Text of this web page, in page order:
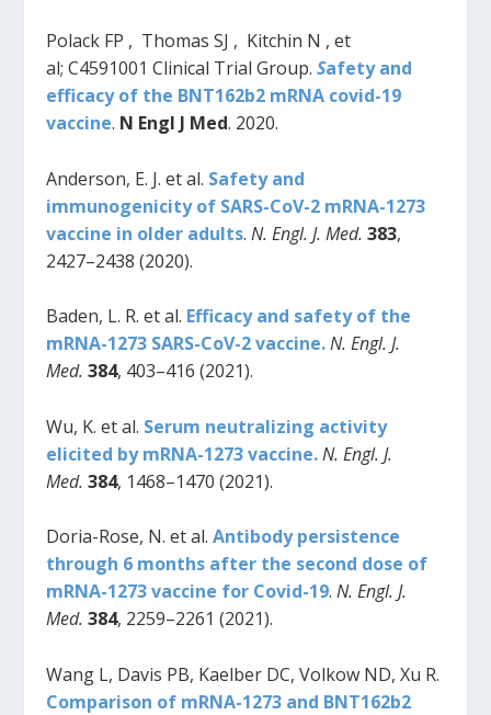
Polack FP , Thomas SJ , Kitchin N , et
al; C4591001 Clinical Trial Group.Safety and
efficacy of the BNT162b2 mRNA covid-19
vaccine. N Engl J Med. 2020.
Anderson, E. J. et al. Safety and
immunogenicity of SARS-CoV-2 mRNA-1273
vaccine in older adults.N. Engl. J. Med. 383,
2427–2438 (2020).
Baden, L. R. et al. Efficacy and safety of the
mRNA-1273 SARS-CoV-2 vaccine. N. Engl. J.
Med. 384, 403–416 (2021).
Wu, K. et al. Serum neutralizing activity
elicited by mRNA-1273 vaccine. N. Engl. J.
Med. 384, 1468–1470 (2021).
Doria-Rose, N. et al.Antibody persistence
through 6 months after the second dose of
mRNA-1273 vaccine for Covid-19.N. Engl. J.
Med. 384, 2259–2261 (2021).
Wang L, Davis PB, Kaelber DC, Volkow ND, Xu R.
Comparison of mRNA-1273 and BNT162b2